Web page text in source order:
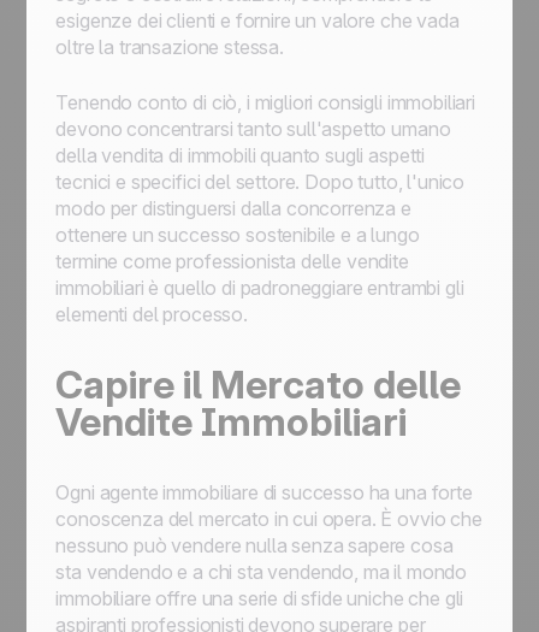
esigenze dei clienti e fornire un valore che vada
oltre la transazione stessa.
Tenendo conto di ciò, i migliori consigli immobiliari
devono concentrarsi tanto sull'aspetto umano
della vendita di immobili quanto sugli aspetti
tecnici e specifici del settore. Dopo tutto, l'unico
modo per distinguersi dalla concorrenza e
ottenere un successo sostenibile e a lungo
termine come professionista delle vendite
immobiliari è quello di padroneggiare entrambi gli
elementi del processo.
Capire il Mercato delle
Vendite Immobiliari
Ogni agente immobiliare di successo ha una forte
conoscenza del mercato in cui opera. È ovvio che
nessuno può vendere nulla senza sapere cosa
sta vendendo e a chi sta vendendo, ma il mondo
immobiliare offre una serie di sfide uniche che gli
aspiranti professionisti devono superare per